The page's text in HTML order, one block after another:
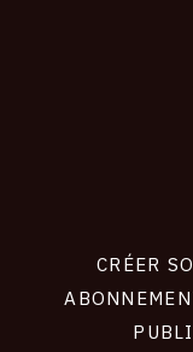
15 jours
Une
renforcée
30 jours
CRÉER